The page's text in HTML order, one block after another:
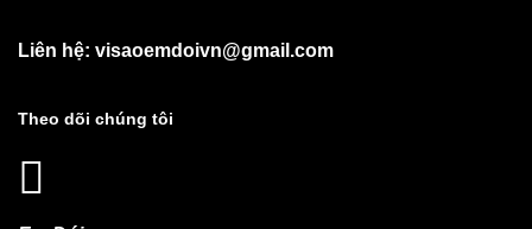
Liên hệ: visaoemdoivn@gmail.com
Theo dõi chúng tôi